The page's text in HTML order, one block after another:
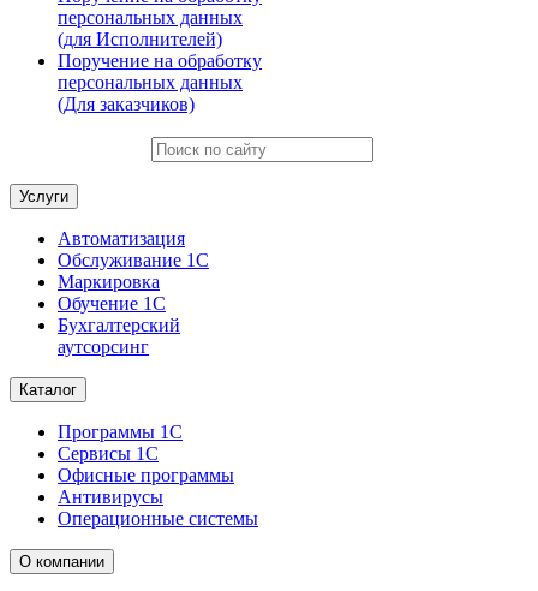
персональных данных
(для Исполнителей)
Поручение на обработку
персональных данных
(Для заказчиков)
Услуги
Автоматизация
Обслуживание 1С
Маркировка
Обучение 1С
Бухгалтерский
аутсорсинг
Каталог
Программы 1С
Сервисы 1С
Офисные программы
Антивирусы
Операционные системы
О компании